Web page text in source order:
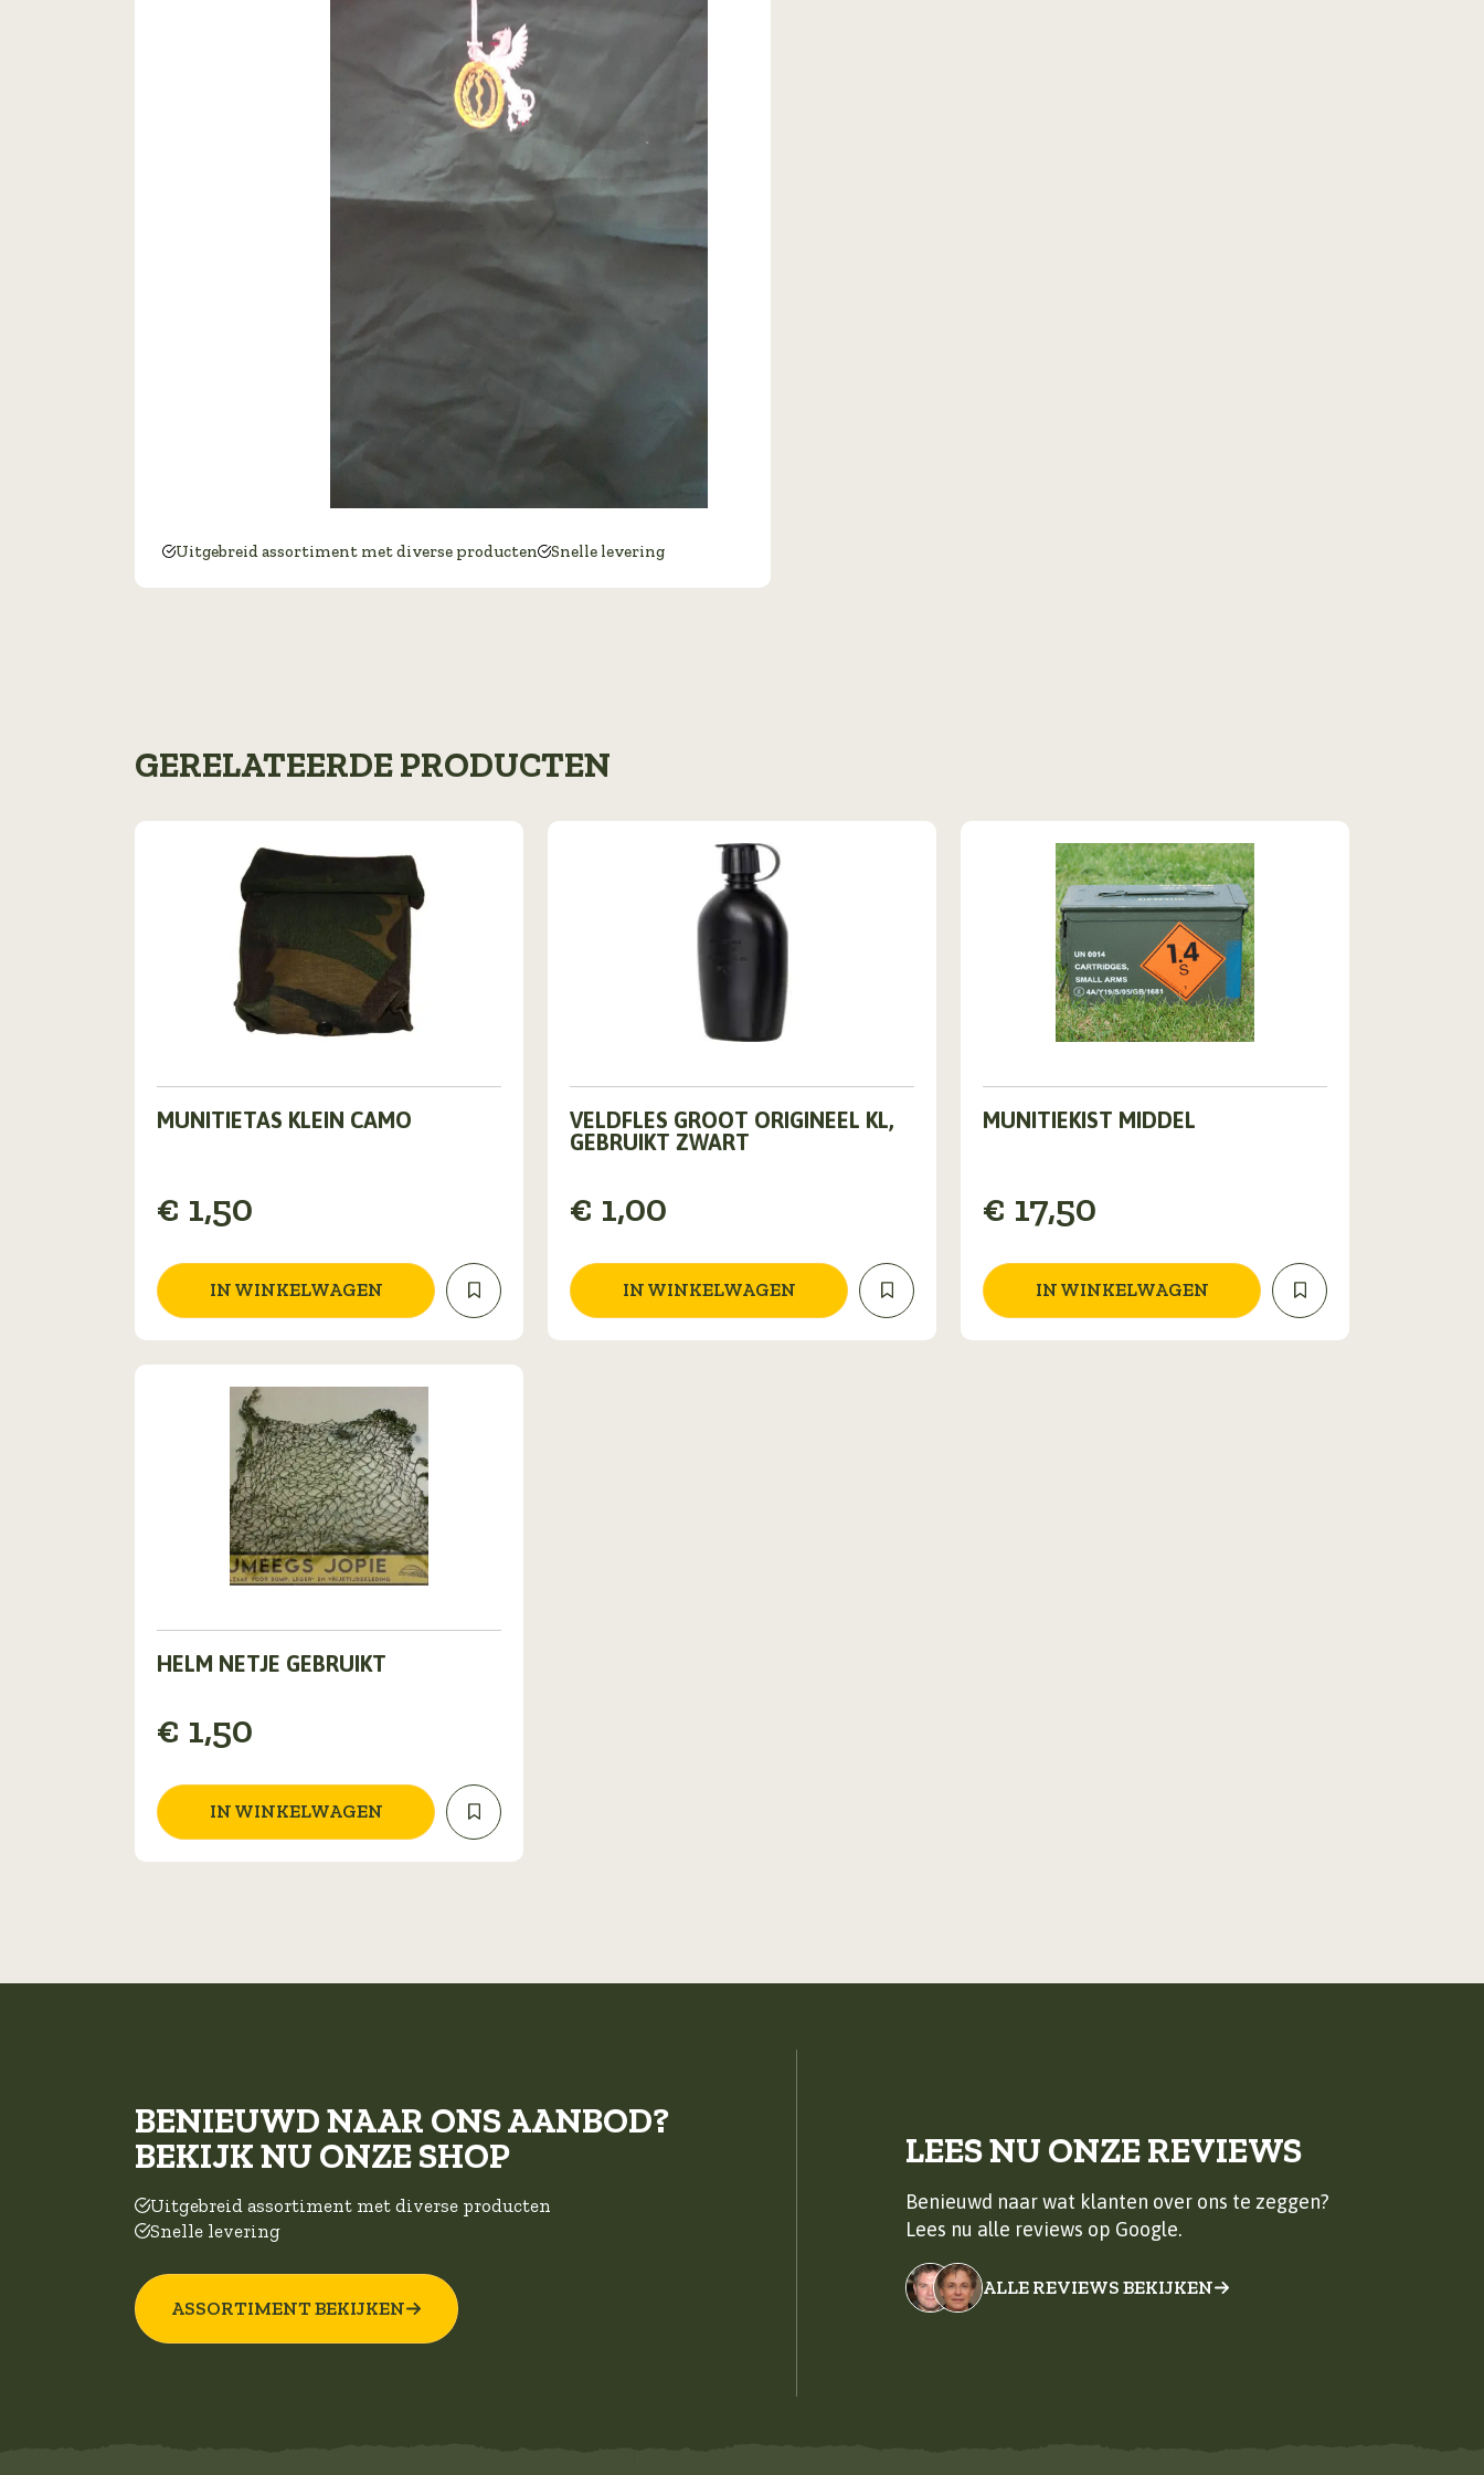
Uitgebreid assortiment met diverse producten Snelle levering
GERELATEERDE PRODUCTEN
MUNITIETAS KLEIN CAMO
€ 1,50
IN WINKELWAGEN
VELDFLES GROOT ORIGINEEL KL,
GEBRUIKT ZWART
€ 1,00
IN WINKELWAGEN
MUNITIEKIST MIDDEL
€ 17,50
IN WINKELWAGEN
HELM NETJE GEBRUIKT
€ 1,50
IN WINKELWAGEN
BENIEUWD NAAR ONS AANBOD?
BEKIJK NU ONZE SHOP
Uitgebreid assortiment met diverse producten
Snelle levering
ASSORTIMENT BEKIJKEN
LEES NU ONZE REVIEWS
Benieuwd naar wat klanten over ons te zeggen?
Lees nu alle reviews op Google.
ALLE REVIEWS BEKIJKEN